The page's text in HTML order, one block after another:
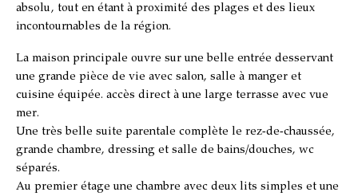
absolu, tout en étant à proximité des plages et des lieux
incontournables de la région.
La maison principale ouvre sur une belle entrée desservant
une grande pièce de vie avec salon, salle à manger et
cuisine équipée. accès direct à une large terrasse avec vue
mer.
Une très belle suite parentale complète le rez-de-chaussée,
grande chambre, dressing et salle de bains/douches, wc
séparés.
Au premier étage une chambre avec deux lits simples et une